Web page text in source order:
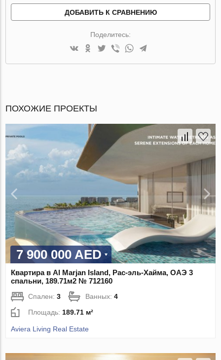
ДОБАВИТЬ К СРАВНЕНИЮ
Поделитесь:
ПОХОЖИЕ ПРОЕКТЫ
7 900 000 AED
Квартира в Al Marjan Island, Рас-эль-Хайма, ОАЭ 3
спальни, 189.71м2 № 712160
Спален:3 Ванных:4
Площадь:189.71 м²
Aviera Living Real Estate